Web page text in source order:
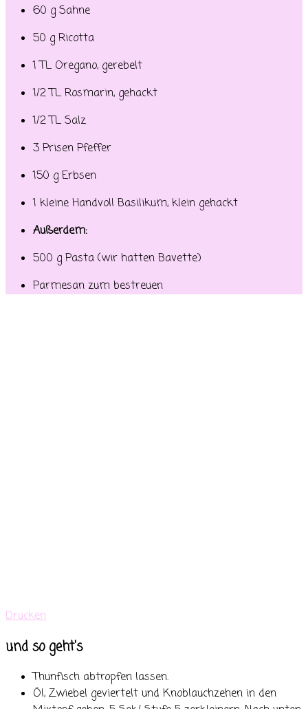
60 g Sahne
50 g Ricotta
1 TL Oregano, gerebelt
1/2 TL Rosmarin, gehackt
1/2 TL Salz
3 Prisen Pfeffer
150 g Erbsen
1 kleine Handvoll Basilikum, klein gehackt
Außerdem:
500 g Pasta (wir hatten Bavette)
Parmesan zum bestreuen
Drucken
und so geht's
Thunfisch abtropfen lassen.
Öl, Zwiebel geviertelt und Knoblauchzehen in den